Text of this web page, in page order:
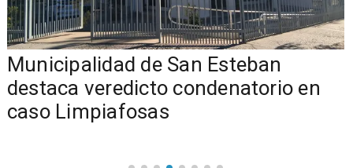
Municipalidad de San Esteban
destaca veredicto condenatorio en
caso Limpiafosas